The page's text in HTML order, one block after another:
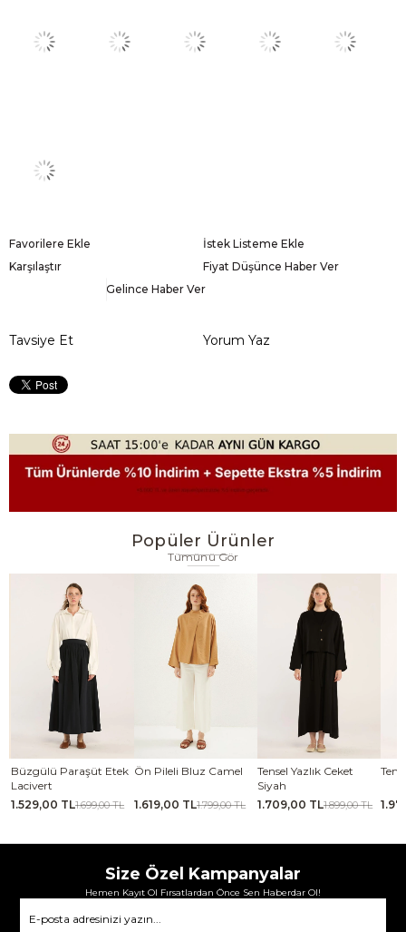
Favorilere Ekle
İstek Listeme Ekle
Karşılaştır
Fiyat Düşünce Haber Ver
Gelince Haber Ver
Tavsiye Et Yorum Yaz
Popüler Ürünler
Tümünü Gör
Büzgülü Paraşüt Etek
Lacivert
1.529,00 TL1.699,00 TL
Ön Pileli Bluz Camel
1.619,00 TL1.799,00 TL
Tensel Yazlık Ceket
Siyah
1.709,00 TL1.899,00 TL
Size Özel Kampanyalar
Hemen Kayıt Ol Fırsatlardan Önce Sen Haberdar Ol!